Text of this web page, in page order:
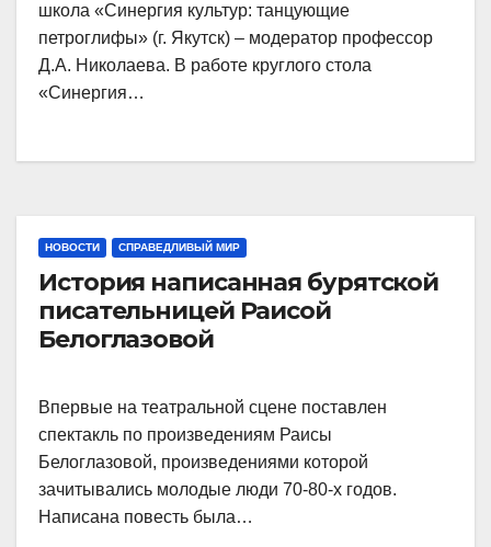
школа «Синергия культур: танцующие
петроглифы» (г. Якутск) – модератор профессор
Д.А. Николаева. В работе круглого стола
«Синергия…
НОВОСТИ СПРАВЕДЛИВЫЙ МИР
История написанная бурятской
писательницей Раисой
Белоглазовой
Впервые на театральной сцене поставлен
спектакль по произведениям Раисы
Белоглазовой, произведениями которой
зачитывались молодые люди 70-80-х годов.
Написана повесть была…